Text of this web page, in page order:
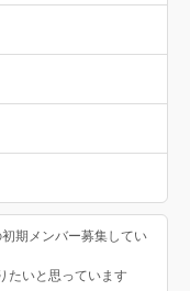
期メンバー募集してい
たいと思っています